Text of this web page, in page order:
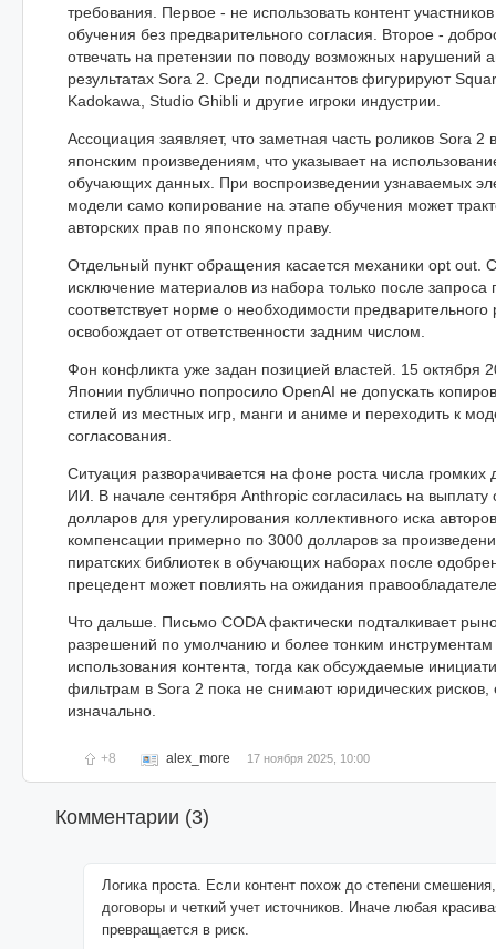
требования. Первое - не использовать контент
обучения без предварительного согласия. Второе -
отвечать на претензии по поводу возможных нарушений
результатах Sora 2. Среди подписантов фигурируют
Kadokawa, Studio Ghibli и другие игроки индустрии.
Ассоциация заявляет, что заметная часть роликов Sora 2
японским произведениям, что указывает на
обучающих данных. При воспроизведении узнаваемых
модели само копирование на этапе обучения может
авторских прав по японскому праву.
Отдельный пункт обращения касается механики opt out.
исключение материалов из набора только после запроса
соответствует норме о необходимости
освобождает от ответственности задним числом.
Фон конфликта уже задан позицией властей. 15 октября
Японии публично попросило OpenAI не допускать
стилей из местных игр, манги и аниме и переходить к
согласования.
Ситуация разворачивается на фоне роста числа громких
ИИ. В начале сентября Anthropic согласилась на выплату
долларов для урегулирования коллективного иска
компенсации примерно по 3000 долларов за
пиратских библиотек в обучающих наборах после
прецедент может повлиять на ожидания
Что дальше. Письмо CODA фактически подталкивает
разрешений по умолчанию и более тонким инструментам
использования контента, тогда как обсуждаемые
фильтрам в Sora 2 пока не снимают юридических рисков,
изначально.
+8 alex_more 17 ноября 2025, 10:00
Комментарии (3)
Логика проста. Если контент похож до степени
договоры и четкий учет источников. Иначе любая
превращается в риск.